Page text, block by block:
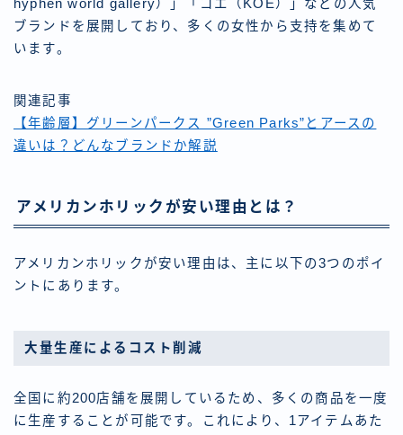
hyphen world gallery）」「コエ（KOE）」などの人気
ブランドを展開しており、多くの女性から支持を集めて
います。
関連記事
【年齢層】グリーンパークス ”Green Parks”とアースの
違いは？どんなブランドか解説
アメリカンホリックが安い理由とは？
アメリカンホリックが安い理由は、主に以下の3つのポイ
ントにあります。
大量生産によるコスト削減
全国に約200店舗を展開しているため、多くの商品を一度
に生産することが可能です。これにより、1アイテムあた